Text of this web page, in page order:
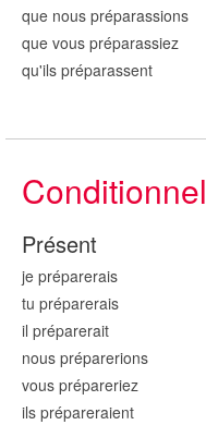
que nous préparassions
que vous préparassiez
qu'ils préparassent
Conditionnel
Présent
je préparerais
tu préparerais
il préparerait
nous préparerions
vous prépareriez
ils prépareraient